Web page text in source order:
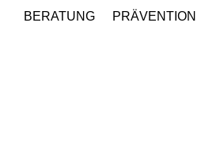
BERATUNG PRÄVENTION